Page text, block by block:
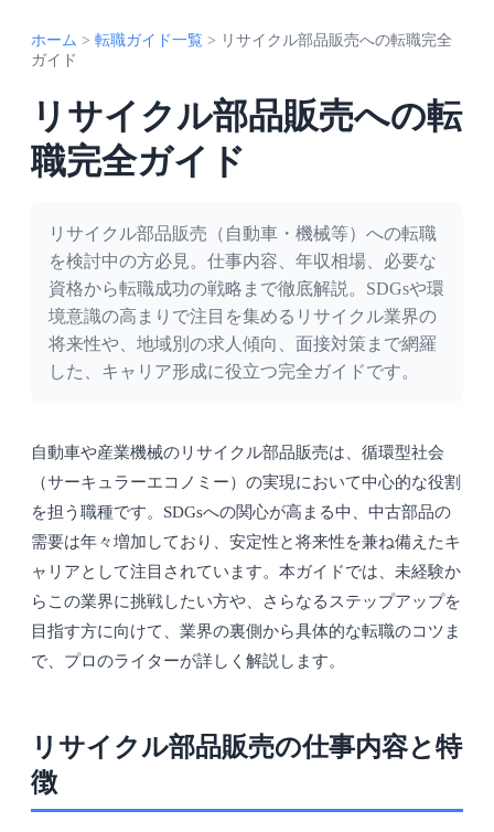
ホーム > 転職ガイド一覧 > リサイクル部品販売への転職完全
ガイド
リサイクル部品販売への転
職完全ガイド
リサイクル部品販売（自動車・機械等）への転職
を検討中の方必見。仕事内容、年収相場、必要な
資格から転職成功の戦略まで徹底解説。SDGsや環
境意識の高まりで注目を集めるリサイクル業界の
将来性や、地域別の求人傾向、面接対策まで網羅
した、キャリア形成に役立つ完全ガイドです。
自動車や産業機械のリサイクル部品販売は、循環型社会
（サーキュラーエコノミー）の実現において中心的な役割
を担う職種です。SDGsへの関心が高まる中、中古部品の
需要は年々増加しており、安定性と将来性を兼ね備えたキ
ャリアとして注目されています。本ガイドでは、未経験か
らこの業界に挑戦したい方や、さらなるステップアップを
目指す方に向けて、業界の裏側から具体的な転職のコツま
で、プロのライターが詳しく解説します。
リサイクル部品販売の仕事内容と特
徴